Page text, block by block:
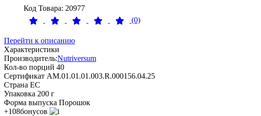
Код Товара: 20977
(0)
Перейти к описанию
Характеристики
Производитель:Nutriversum
Кол-во порций 40
Сертификат AM.01.01.01.003.R.000156.04.25
Страна ЕС
Упаковка 200 г
Форма выпуска Порошок
+108бонусов